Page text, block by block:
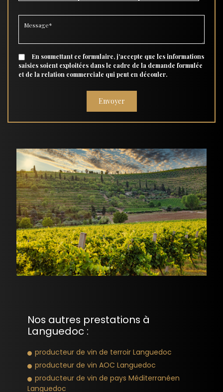
En soumettant ce formulaire, j'accepte que les informations
saisies soient exploitées dans le cadre de la demande formulée
et de la relation commerciale qui peut en découler.
Nos autres prestations à
Languedoc :
producteur de vin de terroir Languedoc
producteur de vin AOC Languedoc
producteur de vin de pays Méditerranéen
Languedoc